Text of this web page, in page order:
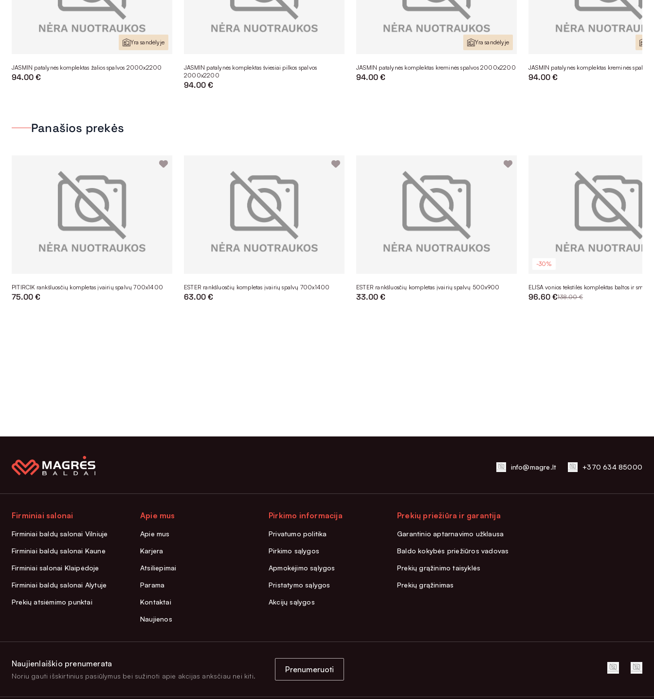
Yra sandėlyje
JASMIN patalynės komplektas žalios spalvos 2000x2200
94.00 €
JASMIN patalynės komplektas šviesiai pilkos spalvos
2000x2200
94.00 €
Yra sandėlyje
JASMIN patalynės komplektas kreminės spalvos 2000x2200
94.00 €
JASMIN patalynės komplektas kreminės
94.00 €
Panašios prekės
PITIRCIK rankšluosčių kompletas įvairių spalvų 700x1400
75.00 €
ESTER rankšluosčių kompletas įvairių spalvų 700x1400
63.00 €
ESTER rankšluosčių kompletas įvairių spalvų 500x900
33.00 €
-30%
ELISA vonios tekstilės komplektas baltos ir
96.60 €138.00 €
info@magre.lt +370 634 85000
Firminiai salonai
Firminiai baldų salonai Vilniuje
Firminiai baldų salonai Kaune
Firminiai salonai Klaipėdoje
Firminiai baldų salonai Alytuje
Prekių atsiėmimo punktai
Apie mus
Apie mus
Karjera
Atsiliepimai
Parama
Kontaktai
Naujienos
Pirkimo informacija
Privatumo politika
Pirkimo sąlygos
Apmokėjimo sąlygos
Pristatymo sąlygos
Akcijų sąlygos
Prekių priežiūra ir garantija
Garantinio aptarnavimo užklausa
Baldo kokybės priežiūros vadovas
Prekių grąžinimo taisyklės
Prekių grąžinimas
Naujienlaiškio prenumerata
Noriu gauti išskirtinius pasiūlymus bei sužinoti apie akcijas anksčiau nei kiti.
Prenumeruoti